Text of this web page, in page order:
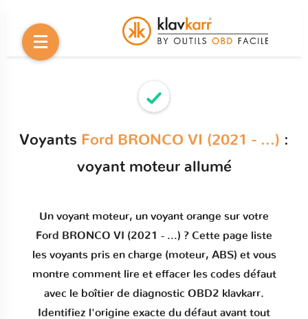
Voyants Ford BRONCO VI (2021 - ...) :
voyant moteur allumé
Un voyant moteur, un voyant orange sur votre
Ford BRONCO VI (2021 - ...) ? Cette page liste
les voyants pris en charge (moteur, ABS) et vous
montre comment lire et effacer les codes défaut
avec le boîtier de diagnostic OBD2 klavkarr.
Identifiez l'origine exacte du défaut avant tout